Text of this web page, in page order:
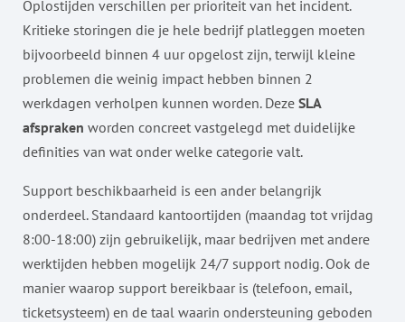
Oplostijden verschillen per prioriteit van het incident.
Kritieke storingen die je hele bedrijf platleggen moeten
bijvoorbeeld binnen 4 uur opgelost zijn, terwijl kleine
problemen die weinig impact hebben binnen 2
werkdagen verholpen kunnen worden. Deze SLA
afspraken worden concreet vastgelegd met duidelijke
definities van wat onder welke categorie valt.
Support beschikbaarheid is een ander belangrijk
onderdeel. Standaard kantoortijden (maandag tot vrijdag
8:00-18:00) zijn gebruikelijk, maar bedrijven met andere
werktijden hebben mogelijk 24/7 support nodig. Ook de
manier waarop support bereikbaar is (telefoon, email,
ticketsysteem) en de taal waarin ondersteuning geboden